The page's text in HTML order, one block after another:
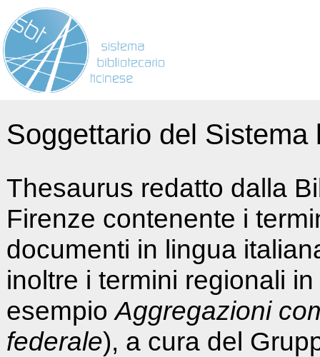
Soggettario del
Thesaurus redatto dalla
Firenze contenente i
documenti in lingua
inoltre i termini regionali
esempioAggregazioni
federale), a cura del